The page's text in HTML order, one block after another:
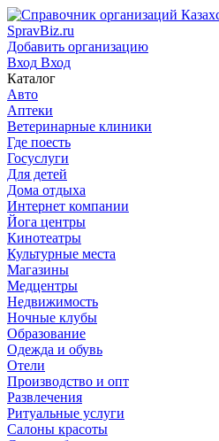
SpravBiz.ru
Добавить организацию
Вход Вход
Каталог
Авто
Аптеки
Ветеринарные клиники
Где поесть
Госуслуги
Для детей
Дома отдыха
Интернет компании
Йога центры
Кинотеатры
Культурные места
Магазины
Медцентры
Недвижимость
Ночные клубы
Образование
Одежда и обувь
Отели
Производство и опт
Развлечения
Ритуальные услуги
Салоны красоты